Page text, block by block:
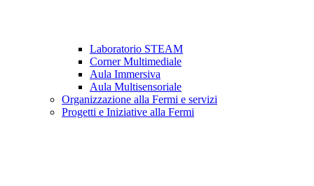
Laboratorio STEAM
Corner Multimediale
Aula Immersiva
Aula Multisensoriale
Organizzazione alla Fermi e servizi
Progetti e Iniziative alla Fermi